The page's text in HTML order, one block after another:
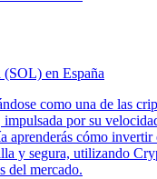
(SOL) en España
como una de las
impulsada por su
aprenderás cómo invertir
y segura, utilizando
del mercado.